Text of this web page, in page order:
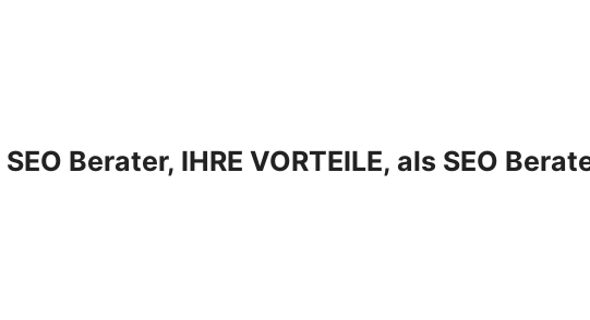
Berater, IHRE VORTEILE, als SEO